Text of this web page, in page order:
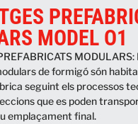
MODEL O1
de formigó són
seguint els processos
que es poden
emplaçament final.